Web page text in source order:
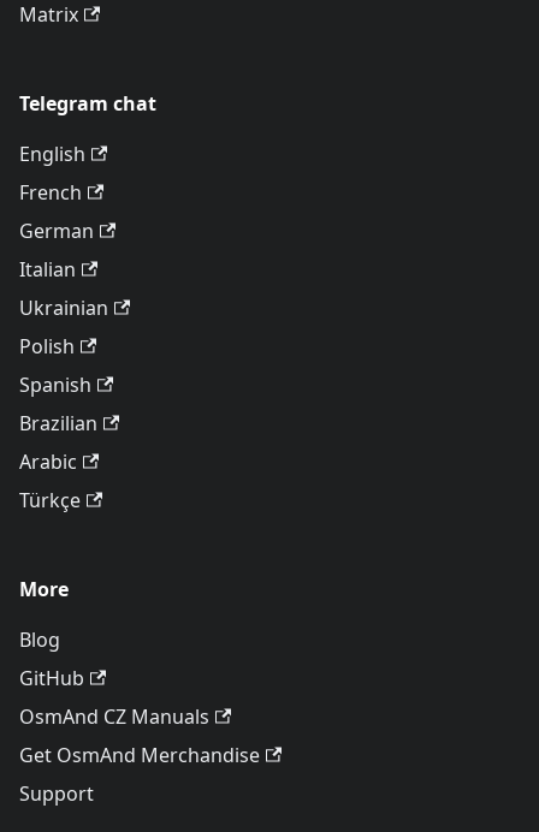
Matrix
Telegram chat
English
French
German
Italian
Ukrainian
Polish
Spanish
Brazilian
Arabic
Türkçe
More
Blog
GitHub
OsmAnd CZ Manuals
Get OsmAnd Merchandise
Support